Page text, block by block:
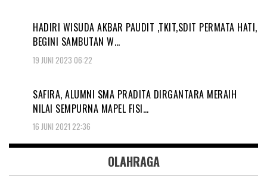
HADIRI WISUDA AKBAR PAUDIT ,TKIT,SDIT PERMATA HATI,
BEGINI SAMBUTAN W…
19 JUNI 2023 06:22
SAFIRA, ALUMNI SMA PRADITA DIRGANTARA MERAIH
NILAI SEMPURNA MAPEL FISI…
16 JUNI 2021 22:36
OLAHRAGA